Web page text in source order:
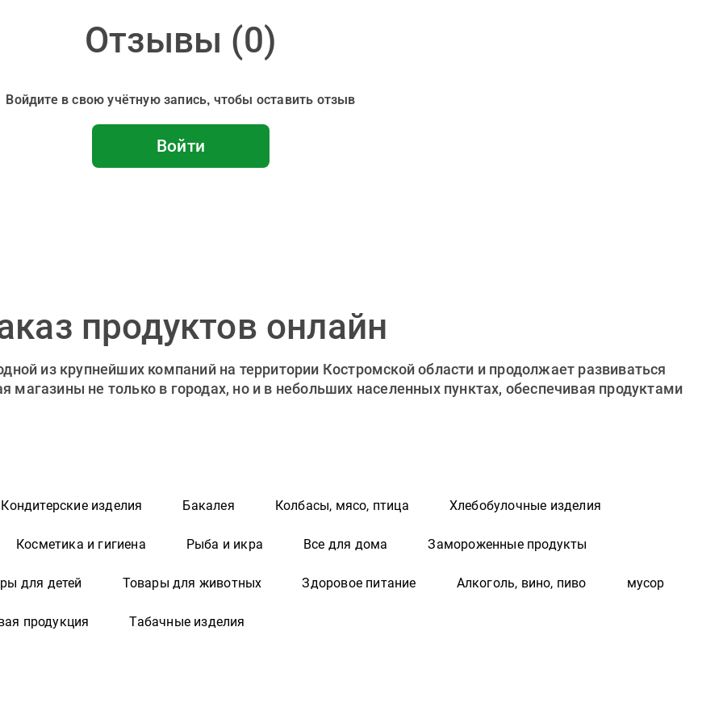
Отзывы (0)
Войдите в свою учётную запись, чтобы оставить отзыв
Войти
продуктов онлайн
из крупнейших компаний на территории Костромской области и продолжает развиваться
не только в городах, но и в небольших населенных пунктах, обеспечивая продуктами
Кондитерские изделия Бакалея Колбасы, мясо, птица Хлебобулочные изделия
Косметика и гигиена Рыба и икра Все для дома Замороженные продукты
для детей Товары для животных Здоровое питание Алкоголь, вино, пиво мусор
продукция Табачные изделия